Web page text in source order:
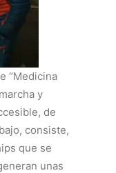
“Medicina
y
de
consiste,
que se
unas